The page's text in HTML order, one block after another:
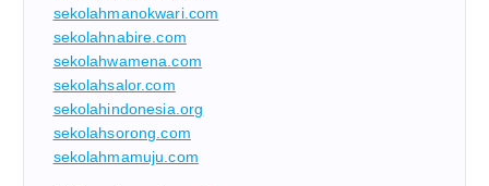
sekolahmanokwari.com
sekolahnabire.com
sekolahwamena.com
sekolahsalor.com
sekolahindonesia.org
sekolahsorong.com
sekolahmamuju.com